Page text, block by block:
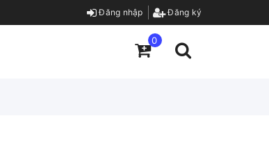
Đăng nhập Đăng ký
0